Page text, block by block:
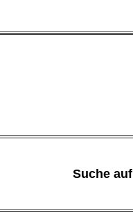
Suche